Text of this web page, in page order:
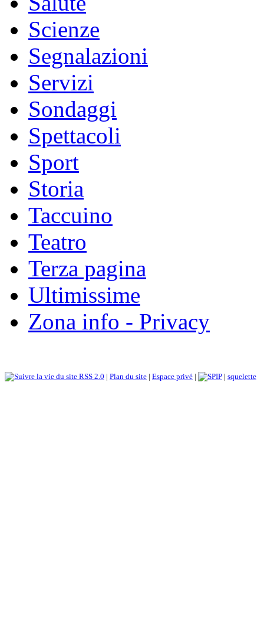
Scienze
Segnalazioni
Servizi
Sondaggi
Spettacoli
Sport
Storia
Taccuino
Teatro
Terza pagina
Ultimissime
Zona info - Privacy
RSS 2.0 | Plan du site | Espace privé | | squelette